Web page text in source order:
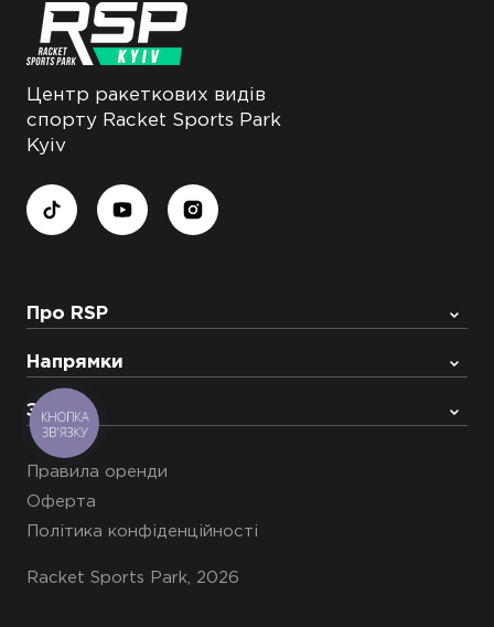
Центр ракеткових видів
спорту Racket Sports Park
Kyiv
Про RSP
Напрямки
Запис
Racket Sports Park, 2026
Політика конфіденційності
Оферта
Правила оренди
КНОПКА
ЗВ'ЯЗКУ